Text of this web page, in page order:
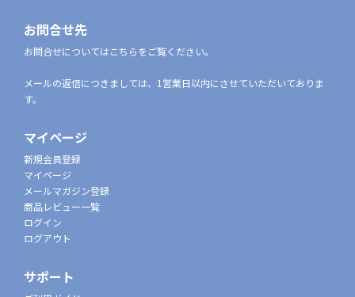
お問合せ先
お問合せについてはこちらをご覧ください。
メールの返信につきましては、1営業日以内にさせていただいておりま
す。
マイページ
新規会員登録
マイページ
メールマガジン登録
商品レビュー一覧
ログイン
ログアウト
サポート